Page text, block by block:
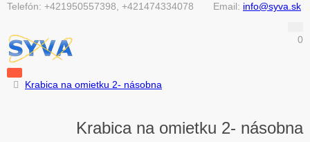
Telefón: +421950557398, +421474334078 Email: info@syva.sk
0
Krabica na omietku 2- násobna
Krabica na omietku 2- násobna